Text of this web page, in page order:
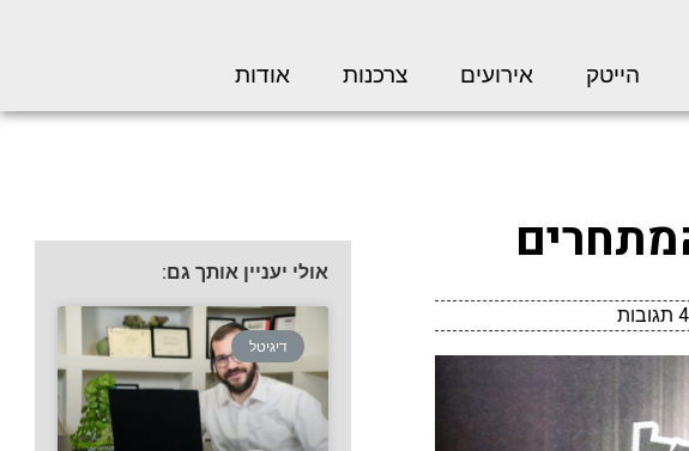
הייטק אירועים צרכנות אודות
4 תגובות
אולי יעניין אותך גם:
דיגיטל